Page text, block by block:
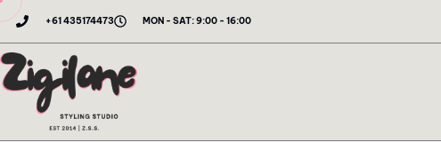
Skip
content
+61 435174473 MON - SAT: 9:00 - 16:00